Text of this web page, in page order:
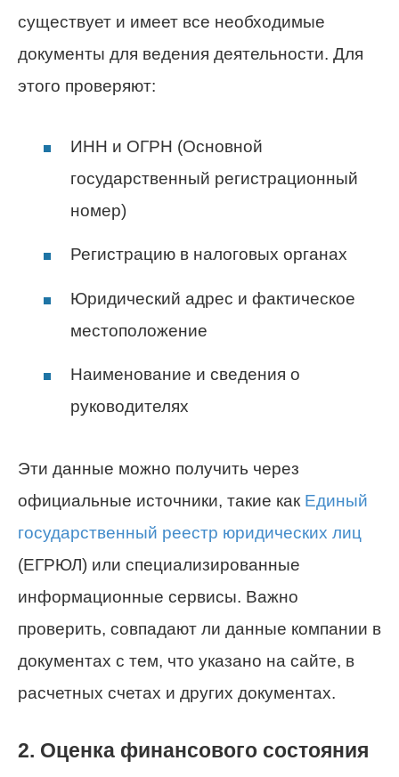
существует и имеет все необходимые
документы для ведения деятельности. Для
этого проверяют:
ИНН и ОГРН (Основной
государственный регистрационный
номер)
Регистрацию в налоговых органах
Юридический адрес и фактическое
местоположение
Наименование и сведения о
руководителях
Эти данные можно получить через
официальные источники, такие как Единый
государственный реестр юридических лиц
(ЕГРЮЛ) или специализированные
информационные сервисы. Важно
проверить, совпадают ли данные компании в
документах с тем, что указано на сайте, в
расчетных счетах и других документах.
2. Оценка финансового состояния